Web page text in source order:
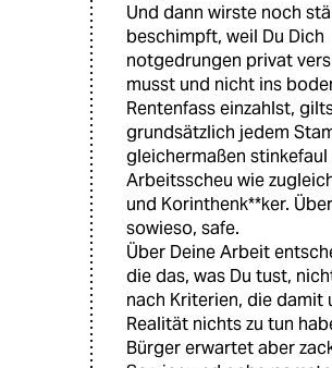
Und dann wirste noch
beschimpft, weil Du Dich
notgedrungen privat
musst und nicht ins
Rentenfass einzahlst,
grundsätzlich jedem
gleichermaßen stinkefaul
Arbeitsscheu wie
und Korinthenk**ker.
sowieso, safe.
Über Deine Arbeit
die das, was Du tust,
nach Kriterien, die damit
Realität nichts zu tun
Bürger erwartet aber